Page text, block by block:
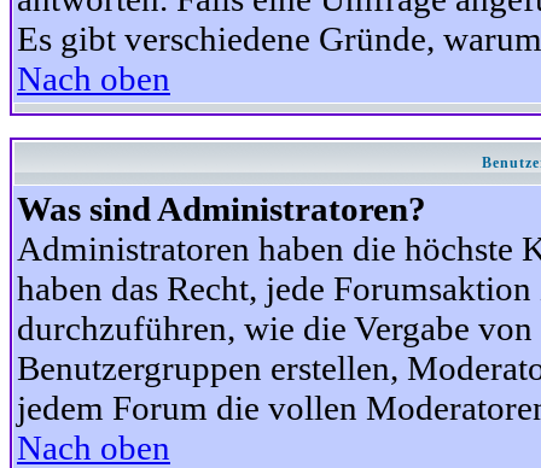
Es gibt verschiedene Gründe,
Nach oben
Was sind Administratoren?
Administratoren haben die höchste
haben das Recht, jede
durchzuführen, wie die Vergabe
Benutzergruppen erstellen,
jedem Forum die vollen
Nach oben